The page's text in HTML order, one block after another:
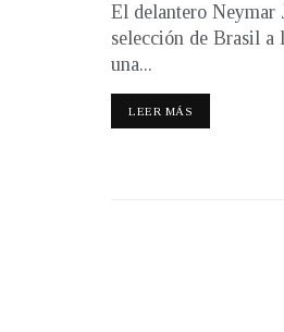
El delantero Neymar
selección de Brasil a
una...
LEER MÁS